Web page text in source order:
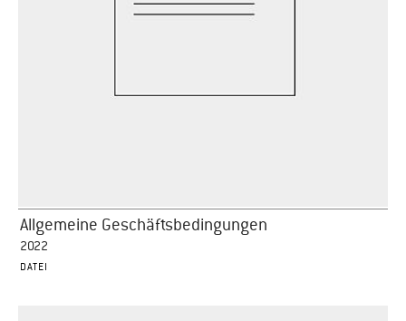
Allgemeine Geschäftsbedingungen
2022
DATEI